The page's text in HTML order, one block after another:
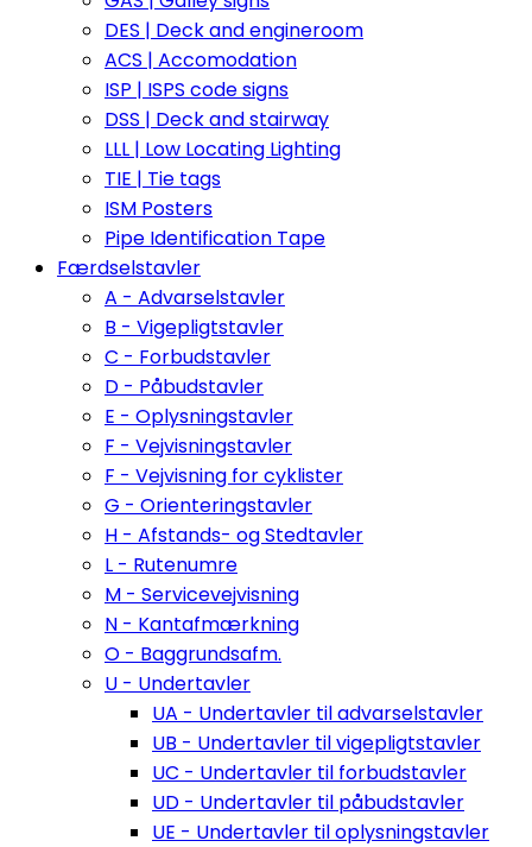
DES | Deck and engineroom
ACS | Accomodation
ISP | ISPS code signs
DSS | Deck and stairway
LLL | Low Locating Lighting
TIE | Tie tags
ISM Posters
Pipe Identification Tape
Færdselstavler
A - Advarselstavler
B - Vigepligtstavler
C - Forbudstavler
D - Påbudstavler
E - Oplysningstavler
F - Vejvisningstavler
F - Vejvisning for cyklister
G - Orienteringstavler
H - Afstands- og Stedtavler
L - Rutenumre
M - Servicevejvisning
N - Kantafmærkning
O - Baggrundsafm.
U - Undertavler
UA - Undertavler til advarselstavler
UB - Undertavler til vigepligtstavler
UC - Undertavler til forbudstavler
UD - Undertavler til påbudstavler
UE - Undertavler til oplysningstavler